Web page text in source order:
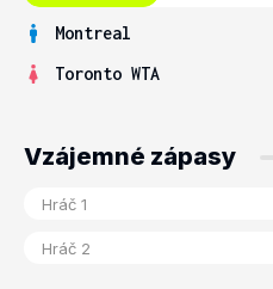
Montreal
Toronto WTA
Vzájemné zápasy